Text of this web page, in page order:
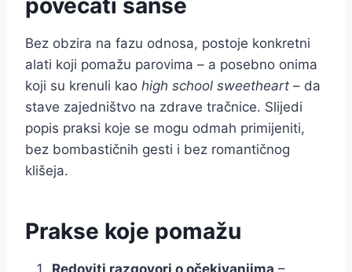
Bez obzira na fazu odnosa, postoje konkretni
alati koji pomažu parovima – a posebno onima
koji su krenuli kao high school sweetheart – da
stave zajedništvo na zdrave tračnice. Slijedi
popis praksi koje se mogu odmah primijeniti,
bez bombastičnih gesti i bez romantičnog
klišeja.
Prakse koje pomažu
Redoviti razgovori o očekivanjima –